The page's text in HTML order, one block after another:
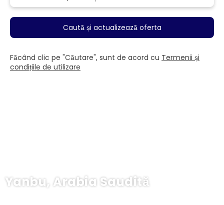
Yanbu, Arabia Saudită
Caută și actualizează oferta
Făcând clic pe "Căutare", sunt de acord cu Termenii și
condițiile de utilizare